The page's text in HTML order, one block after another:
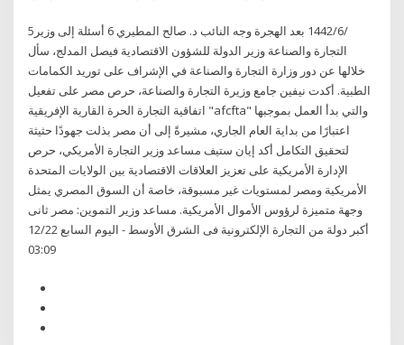
5‏‏/6‏‏/1442 بعد الهجرة وجه النائب د. صالح المطيري 6 أسئلة إلى وزير
التجارة والصناعة وزير الدولة للشؤون الاقتصادية فيصل المدلج، سأل
خلالها عن دور وزارة التجارة والصناعة في الإشراف على توريد الكمامات
الطبية. أكدت نيفين جامع وزيرة التجارة والصناعة، حرص مصر على تفعيل
اتفاقية التجارة الحرة القارية الإفريقية "afcfta" والتي بدأ العمل بموجبها
اعتبارًا من بداية العام الجاري، مشيرةً إلى أن مصر بذلت جهودًا حثيثة
لتحقيق التكامل أكد إيان ستيف مساعد وزير التجارة الأمريكي، حرص
الإدارة الأمريكية على تعزيز العلاقات الاقتصادية بين الولايات المتحدة
الأمريكية ومصر لمستويات غير مسبوقة، خاصة أن السوق المصري يمثل
وجهة متميزة لرؤوس الأموال الأمريكية. مساعد وزير التموين: مصر ثانى
أكبر دولة من التجارة الإلكترونية فى الشرق الأوسط - اليوم السابع 12/22
03:09